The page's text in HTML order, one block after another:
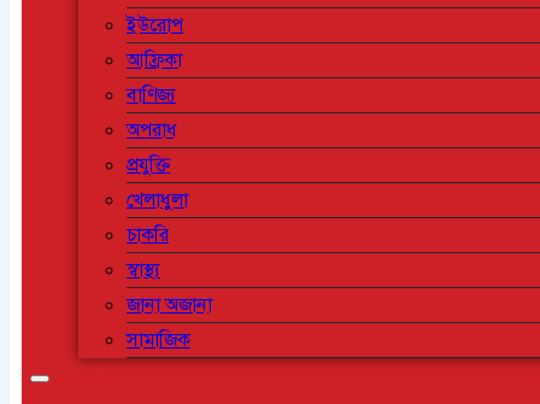
ইউরোপ
আফ্রিকা
বাণিজ্য
অপরাধ
প্রযুক্তি
খেলাধুলা
চাকরি
স্বাস্থ্য
জানা অজানা
সামাজিক